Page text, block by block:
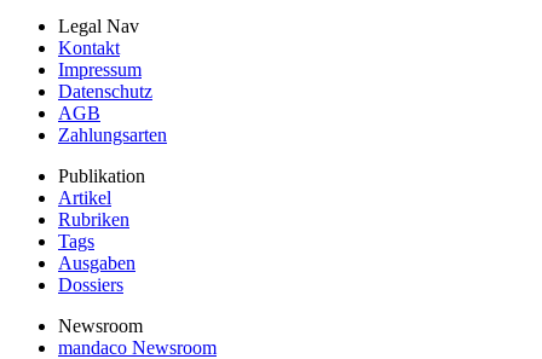
Legal Nav
Kontakt
Impressum
Datenschutz
AGB
Zahlungsarten
Publikation
Artikel
Rubriken
Tags
Ausgaben
Dossiers
Newsroom
mandaco Newsroom